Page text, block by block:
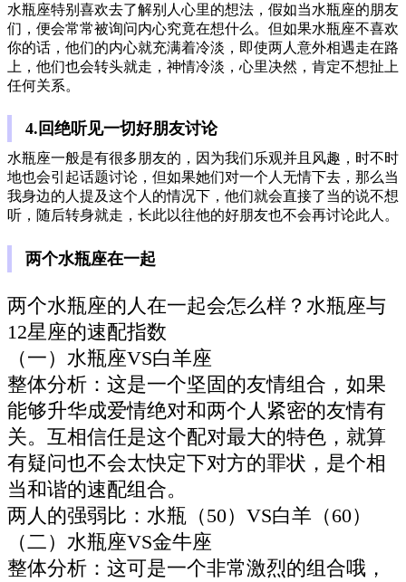
水瓶座特别喜欢去了解别人心里的想法，假如当水瓶座的朋友
们，便会常常被询问内心究竟在想什么。但如果水瓶座不喜欢
你的话，他们的内心就充满着冷淡，即使两人意外相遇走在路
上，他们也会转头就走，神情冷淡，心里决然，肯定不想扯上
任何关系。
4.回绝听见一切好朋友讨论
水瓶座一般是有很多朋友的，因为我们乐观并且风趣，时不时
地也会引起话题讨论，但如果她们对一个人无情下去，那么当
我身边的人提及这个人的情况下，他们就会直接了当的说不想
听，随后转身就走，长此以往他的好朋友也不会再讨论此人。
两个水瓶座在一起
两个水瓶座的人在一起会怎么样？水瓶座与
12星座的速配指数
（一）水瓶座VS白羊座
整体分析：这是一个坚固的友情组合，如果
能够升华成爱情绝对和两个人紧密的友情有
关。互相信任是这个配对最大的特色，就算
有疑问也不会太快定下对方的罪状，是个相
当和谐的速配组合。
两人的强弱比：水瓶（50）VS白羊（60）
（二）水瓶座VS金牛座
整体分析：这可是一个非常激烈的组合哦，